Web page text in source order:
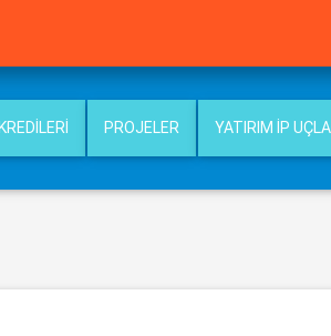
PROJELER YATIRIM İP